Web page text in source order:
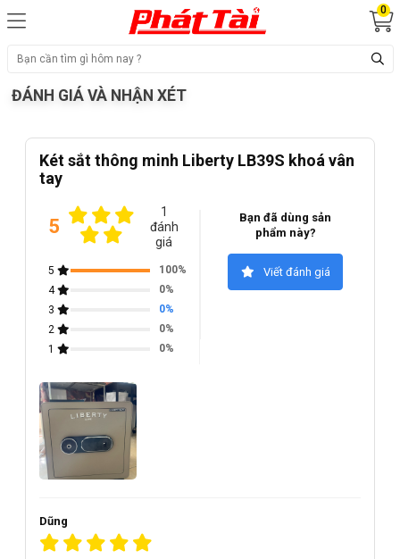
0
ĐÁNH GIÁ VÀ NHẬN XÉT
Két sắt thông minh Liberty LB39S khoá vân
tay
5
1
đánh
giá
5
100%
4
0%
3
0%
2
0%
1
0%
Bạn đã dùng sản
phẩm này?
Viết đánh giá
Dũng